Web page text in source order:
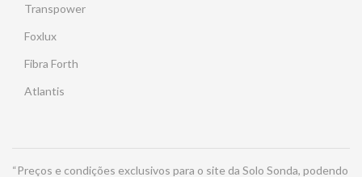
Transpower
Foxlux
Fibra Forth
Atlantis
“Preços e condições exclusivos para o site da Solo Sonda, podendo